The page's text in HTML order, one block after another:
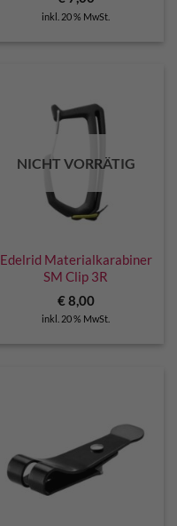
inkl. 20 % MwSt.
NICHT VORRÄTIG
Edelrid Materialkarabiner
SM Clip 3R
€8,00
inkl. 20 % MwSt.